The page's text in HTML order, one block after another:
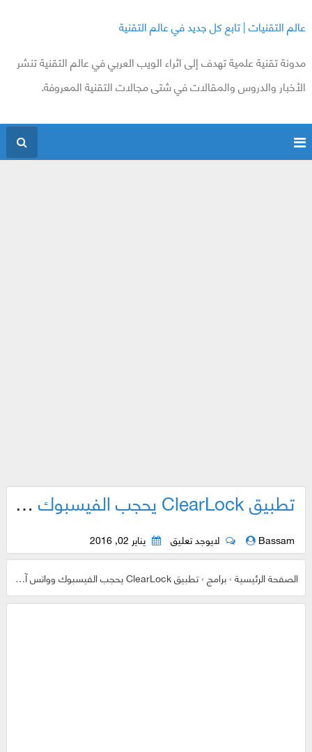
عالم التقنيات | تابع كل جديد في عالم التقنية
مدونة تقنية علمية تهدف إلى اثراء الويب العربي في عالم التقنية تنشر
الأخبار والدروس والمقالات في شتى مجالات التقنية المعروفة.
تطبيق ClearLock يحجب الفيسبوك وواتس آب ويساعد على التركيز
Bassam لايوجد تعليق يناير 02, 2016
الصفحة الرئيسية›برامج›تطبيق ClearLock يحجب الفيسبوك وواتس آب ويساعد على التركيز